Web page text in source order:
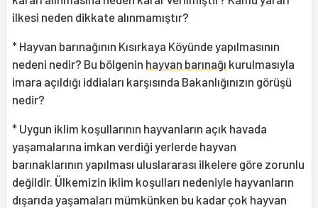
ilkesi neden dikkate alınmamıştır?
* Hayvan barınağının Kısırkaya Köyünde yapılmasının
nedeni nedir? Bu bölgenin hayvan barınağı kurulmasıyla
imara açıldığı iddiaları karşısında Bakanlığınızın görüşü
nedir?
* Uygun iklim koşullarının hayvanların açık havada
yaşamalarına imkan verdiği yerlerde hayvan
barınaklarının yapılması uluslararası ilkelere göre zorunlu
değildir. Ülkemizin iklim koşulları nedeniyle hayvanların
dışarıda yaşamaları mümkünken bu kadar çok hayvan